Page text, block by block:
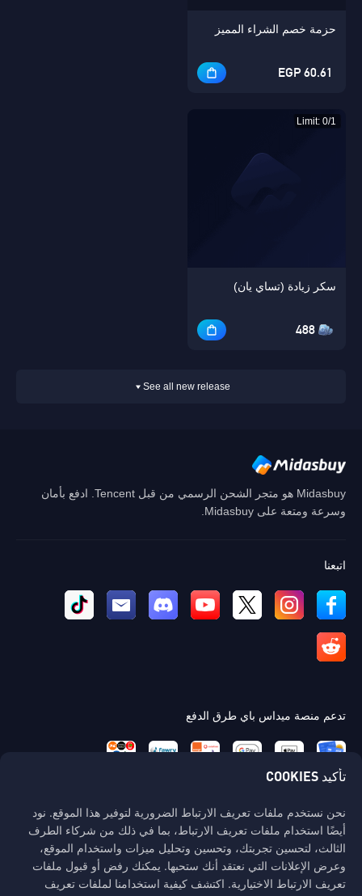
حزمة خصم الشراء المميز
60.61 EGP
Limit: 0/1
سكر زيادة (تساي يان)
488
See all new release
Midasbuy هو متجر الشحن الرسمي من قبل Tencent. ادفع بأمان
وسرعة ومتعة على Midasbuy.
اتبعنا
تدعم منصة ميداس باي طرق الدفع
اتصل بنا
إذا كنت بحاجة إلى أي مساعدة، يرجى التواصل معنا عن طريق النقر على "خدمة
العملاء" للتواصل معنا.
خدمة الزبائن
تأكيد COOKIES
نحن نستخدم ملفات تعريف الارتباط الضرورية لتوفير هذا الموقع. نود
أيضًا استخدام ملفات تعريف الارتباط، بما في ذلك من شركاء الطرف
الثالث، لتحسين تجربتك، وتحسين وتحليل ميزات واستخدام الموقع،
وعرض الإعلانات التي نعتقد أنك ستحبها. يمكنك رفض أو قبول ملفات
تعريف الارتباط الاختيارية. اكتشف كيفية استخدامنا لملفات تعريف